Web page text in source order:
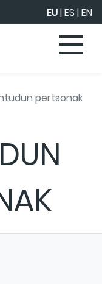
EU|ES |EN
pertsonak